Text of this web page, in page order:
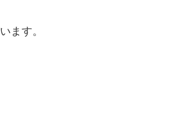
ます。